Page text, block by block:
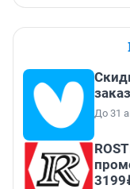
До 31